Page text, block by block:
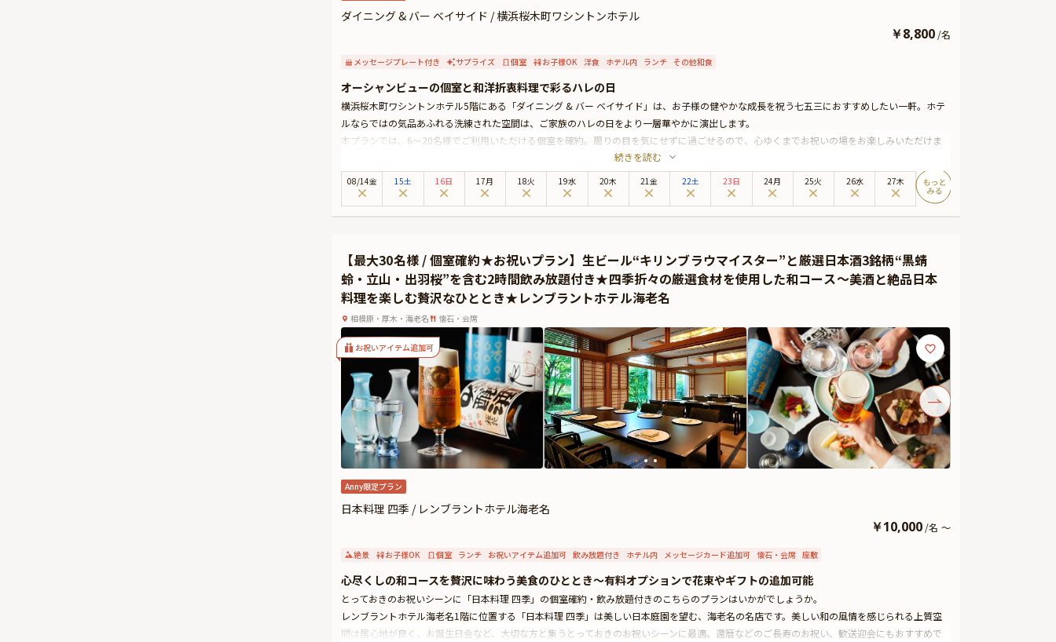
ダイニング & バー ベイサイド / 横浜桜木町ワシントンホテル
￥8,800 /名
メッセージプレート付き サプライズ 個室 お子様OK 洋食 ホテル内 ランチ その他和食
オーシャンビューの個室と和洋折衷料理で彩るハレの日
横浜桜木町ワシントンホテル5階にある「ダイニング & バー ベイサイド」は、お子様の健やかな成長を祝う七五三におすすめしたい一軒。ホテ
ルならではの気品あふれる洗練された空間は、ご家族のハレの日をより一層華やかに演出します。
本プランでは、6～20名様でご利用いただける個室を確約。周りの目を気にせずに過ごせるので、心ゆくまでお祝いの場をお楽しみいただけま
お食事にはシェフが心を込めて仕上げる全7品のコースをご用意。旬の食材を贅沢に使用した品々は、味わいはもちろん目にも美しい一皿一皿が
特別な食卓を華やかに彩ります。お子様向けのメニューもご用意しているので、ご家族の皆様が満足いただける場となることでしょう。
お祝いの締めくくりには、お子様への想いを込めたメッセージ付きプレートで華やかな演出を。笑顔と感動あふれる、忘れられない七五三のひ
優雅な七五三をお過ごしください。
続きを読む
08/14金 15土 16日 17月 18火 19水 20木 21金 22土 23日 24月 25火 26水 27木
【最大30名様 / 個室確約★お祝いプラン】生ビール“キリンブラウマイスター”と厳選日本酒3銘柄“黒蜻
蛉・立山・出羽桜”を含む2時間飲み放題付き★四季折々の厳選食材を使用した和コース〜美酒と絶品日本
料理を楽しむ贅沢なひととき★レンブラントホテル海老名
相模原・厚木・海老名 懐石・会席
お祝いアイテム追加可
Anny限定プラン
日本料理 四季 / レンブラントホテル海老名
￥10,000 /名 ～
絶景 お子様OK 個室 ランチ お祝いアイテム追加可 飲み放題付き ホテル内 メッセージカード追加可 懐石・会席 座敷
心尽くしの和コースを贅沢に味わう美食のひととき〜有料オプションで花束やギフトの追加可能
とっておきのお祝いシーンに「日本料理 四季」の個室確約・飲み放題付きのこちらのプランはいかがでしょうか。
レンブラントホテル海老名1階に位置する「日本料理 四季」は美しい日本庭園を望む、海老名の名店です。美しい和の風情を感じられる上質空
間は居心地が良く、お誕生日会など、大切な方と集うとっておきのお祝いシーンに最適。還暦などのご長寿のお祝い、歓送迎会にもおすすめで